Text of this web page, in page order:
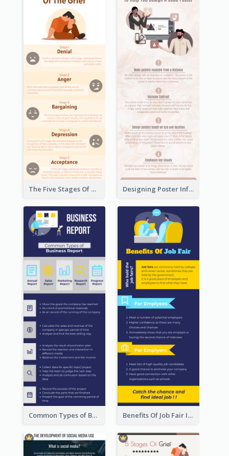
The Five Stages Of The Grief Model Infographic Designing Poster Infographic
Common Types of Business Report Infographic Benefits Of Job Fair Infographic